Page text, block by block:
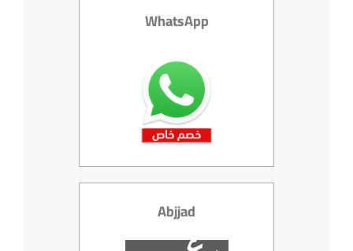
WhatsApp
Abjjad